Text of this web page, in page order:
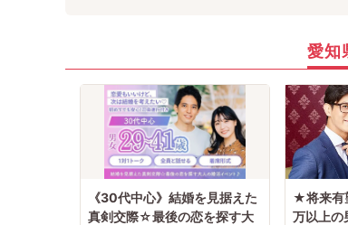
愛知
《30代中心》結婚を見据えた
真剣交際☆最後の恋を探す大
★将来有
万以上の